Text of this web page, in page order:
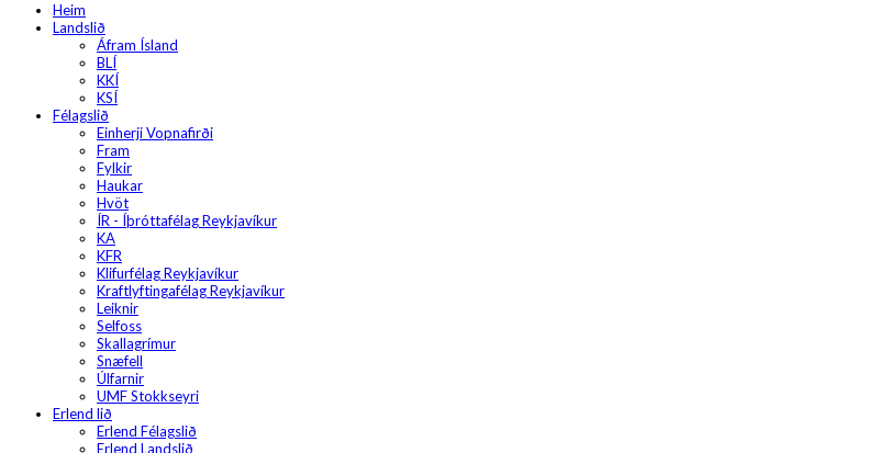
Heim
Landslið
Áfram Ísland
BLÍ
KKÍ
KSÍ
Félagslið
Einherji Vopnafirði
Fram
Fylkir
Haukar
Hvöt
ÍR - Íþróttafélag Reykjavíkur
KA
KFR
Klifurfélag Reykjavíkur
Kraftlyftingafélag Reykjavíkur
Leiknir
Selfoss
Skallagrímur
Snæfell
Úlfarnir
UMF Stokkseyri
Erlend lið
Erlend Félagslið
Erlend Landslið